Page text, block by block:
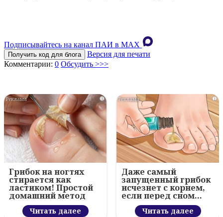
Подписывайтесь на канал ПАИ в MAХ
Получить код для блога
Версия для печати
Комментарии: 0 Обсудить >>>
i
Грибок на ногтях
стирается как
ластиком! Простой
домашний метод
Читать далее
i
Даже самый
запущенный грибок
исчезнет с корнем,
если перед сном…
Читать далее